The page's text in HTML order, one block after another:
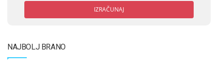
IZRAČUNAJ
NAJBOLJ BRANO